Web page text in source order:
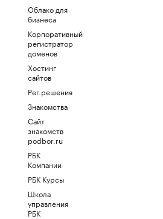
Облако для
бизнеса
Корпоративный
регистратор
доменов
Хостинг
сайтов
Рег.решения
Знакомства
Сайт
знакомств
podbor.ru
РБК
Компании
РБК Курсы
Школа
управления
РБК